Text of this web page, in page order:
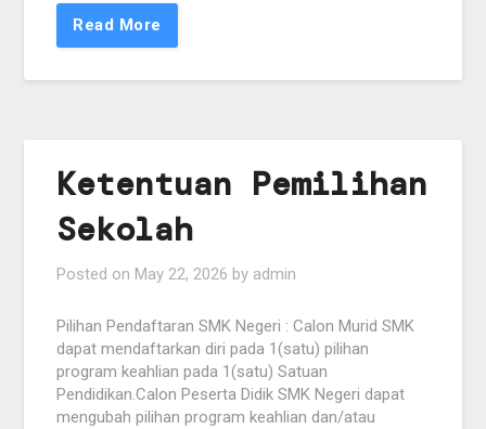
Read More
Ketentuan Pemilihan
Sekolah
Posted on May 22, 2026 by admin
Pilihan Pendaftaran SMK Negeri : Calon Murid SMK
dapat mendaftarkan diri pada 1(satu) pilihan
program keahlian pada 1(satu) Satuan
Pendidikan.Calon Peserta Didik SMK Negeri dapat
mengubah pilihan program keahlian dan/atau